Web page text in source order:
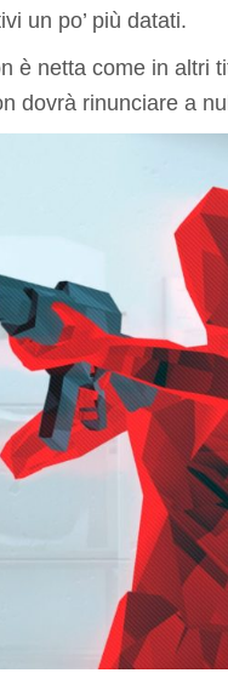
un po’ più datati.
è netta come in altri
dovrà rinunciare a